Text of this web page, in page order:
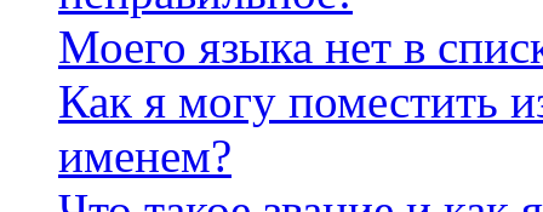
Моего языка нет в
Как я могу поместить
именем?